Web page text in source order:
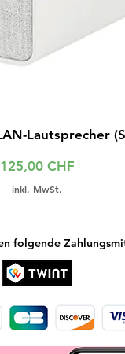
Lautsprecher
Preis
125,00 CHF
inkl. MwSt.
folgende